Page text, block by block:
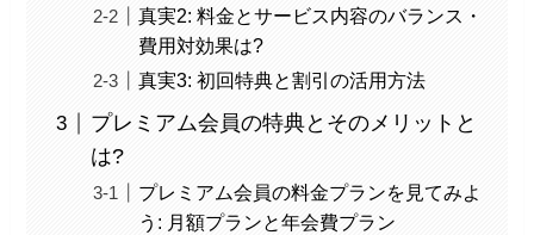
真実2: 料金とサービス内容のバランス・
費用対効果は?
真実3: 初回特典と割引の活用方法
プレミアム会員の特典とそのメリットと
は?
プレミアム会員の料金プランを見てみよ
う: 月額プランと年会費プラン